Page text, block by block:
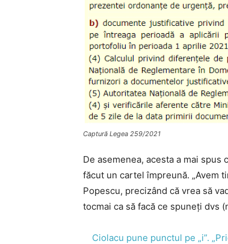
Captură Legea 259/2021
De asemenea, acesta a mai
făcut un cartel împreună. „Avem
Popescu, precizând că vrea să
tocmai ca să facă ce spuneți dvs
Ciolacu pune punctul pe „i”.